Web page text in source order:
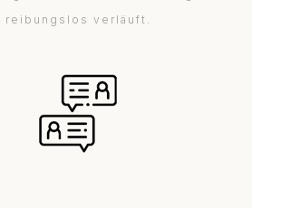
reibungslos verläuft.